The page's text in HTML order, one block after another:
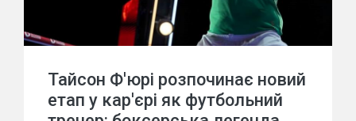
Тайсон Ф'юрі розпочинає новий
етап у кар'єрі як футбольний